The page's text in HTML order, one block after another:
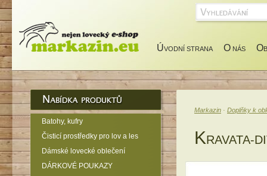
O
O NÁS
ÚVODNÍ STRANA
Markazin · Doplňky k
KRAVATA-
Batohy, kufry
Čisticí prostředky pro lov a les
Dámské lovecké oblečení
DÁRKOVÉ POUKAZY